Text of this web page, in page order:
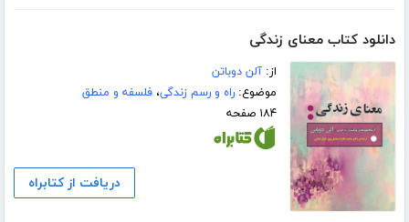
دانلود کتاب معنای زندگی
از:آلن دوباتن
موضوع:راه و رسم زندگی،فلسفه و منطق
۱۸۴ صفحه
دریافت از کتابراه